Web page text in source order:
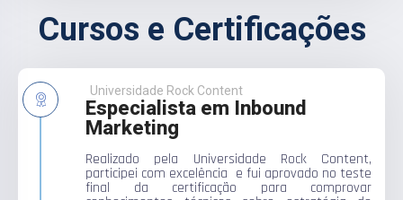
Cursos e Certificações
Universidade Rock Content
Especialista em Inbound
Marketing
Realizado pela Universidade Rock Content,
participei com excelência e fui aprovado no teste
final da certificação para comprovar